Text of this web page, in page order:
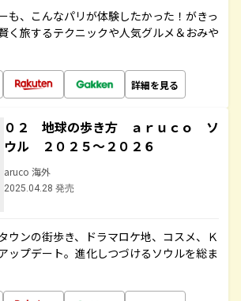
も、こんなパリが体験したかった！がきっ
く旅するテクニックや人気グルメ＆おみや
詳細を見る
０２ 地球の歩き方 ａｒｕｃｏ ソ
ウル ２０２５～２０２６
aruco 海外
2025.04.28 発売
ウンの街歩き、ドラマロケ地、コスメ、Ｋ
ップデート。進化しつづけるソウルを総ま